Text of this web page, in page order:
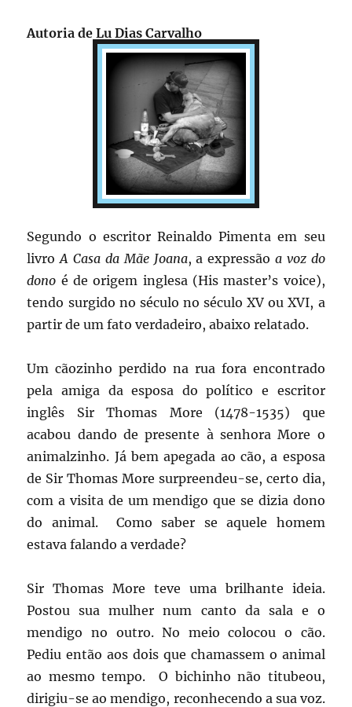
Autoria deLu Dias Carvalho
Segundo o escritor Reinaldo Pimenta em seu
livroA Casa da Mãe Joana, a expressão a voz do
dono é de origem inglesa (His master’s voice),
tendo surgido no século no século XV ou XVI, a
partir de um fato verdadeiro, abaixo relatado.
Um cãozinho perdido na rua fora encontrado
pela amiga da esposa do político e escritor
inglês Sir Thomas More (1478-1535) que
acabou dando de presente à senhora More o
animalzinho. Já bem apegada ao cão, a esposa
de Sir Thomas More surpreendeu-se, certo dia,
com a visita de um mendigo que se dizia dono
do animal. Como saber se aquele homem
estava falando a verdade?
Sir Thomas More teve uma brilhante ideia.
Postou sua mulher num canto da sala e o
mendigo no outro. No meio colocou o cão.
Pediu então aos dois que chamassem o animal
ao mesmo tempo. O bichinho não titubeou,
dirigiu-se ao mendigo, reconhecendo a sua voz.